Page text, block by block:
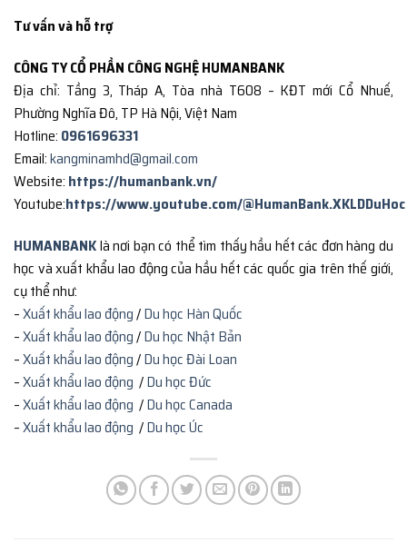
Tư vấn và hỗ trợ
CÔNG TY CỔ PHẦN CÔNG NGHỆ HUMANBANK
Địa chỉ: Tầng 3, Tháp A, Tòa nhà T608 – KĐT mới Cổ Nhuế,
Phường Nghĩa Đô, TP Hà Nội, Việt Nam
Hotline: 0961696331
Email:kangminamhd@gmail.com
Website: https://humanbank.vn/
Youtube:https://www.youtube.com/@HumanBank.XKLDDuHoc
HUMANBANKlà nơi bạn có thể tìm thấy hầu hết các đơn hàng du
học và xuất khẩu lao động của hầu hết các quốc gia trên thế giới,
cụ thể như:
–Xuất khẩu lao động/Du học Hàn Quốc
–Xuất khẩu lao động/Du học Nhật Bản
–Xuất khẩu lao động/Du học Đài Loan
–Xuất khẩu lao động /Du học Đức
–Xuất khẩu lao động /Du học Canada
–Xuất khẩu lao động /Du học Úc